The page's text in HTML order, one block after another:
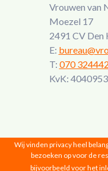
Vrouwen van
Moezel 17
2491 CV Den
E:
T: 070
KvK:
Vrouwen van
Wij vinden privacy heel
bezoeken op voor de
bijvoorbeeld voor het